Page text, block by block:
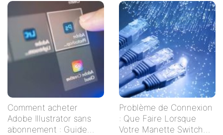
Comment acheter
Adobe Illustrator sans
abonnement : Guide
Problème de Connexion
: Que Faire Lorsque
Votre Manette Switch